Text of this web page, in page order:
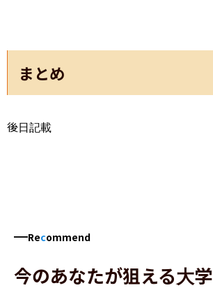
まとめ
後日記載
Recommend
今のあなたが狙える大学